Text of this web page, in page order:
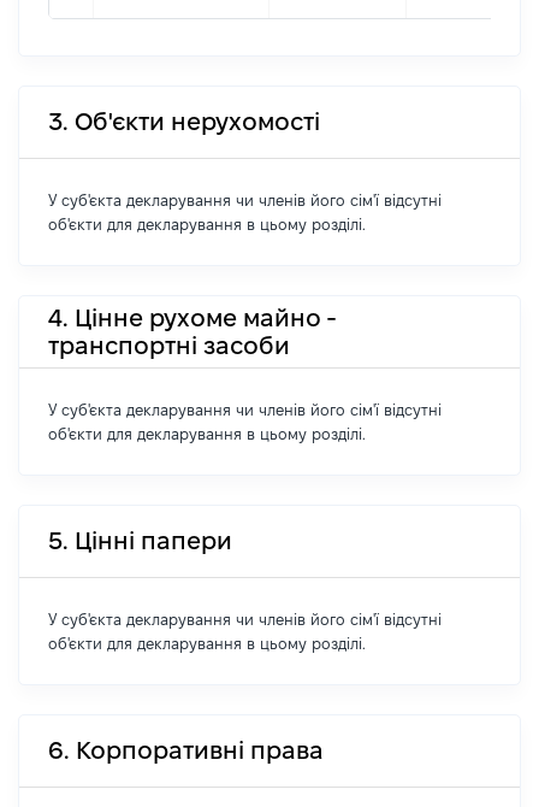
3. Об'єкти нерухомості
У суб'єкта декларування чи членів його сім'ї відсутні
об'єкти для декларування в цьому розділі.
4. Цінне рухоме майно -
транспортні засоби
У суб'єкта декларування чи членів його сім'ї відсутні
об'єкти для декларування в цьому розділі.
5. Цінні папери
У суб'єкта декларування чи членів його сім'ї відсутні
об'єкти для декларування в цьому розділі.
6. Корпоративні права